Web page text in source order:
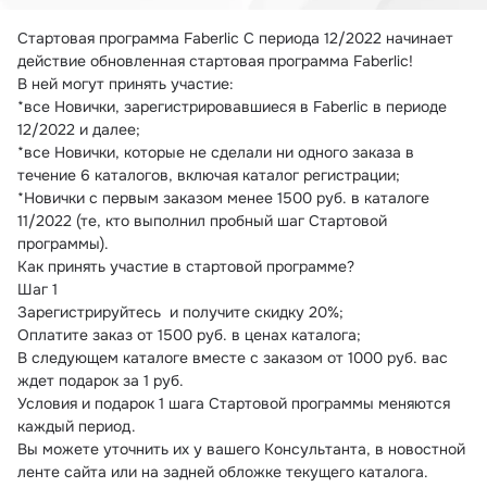
Стартовая программа Faberlic С периода 12/2022 начинает
действие обновленная cтартовая программа Faberlic!
В ней могут принять участие:
*все Новички, зарегистрировавшиеся в Faberlic в периоде
12/2022 и далее;
*все Новички, которые не сделали ни одного заказа в
течение 6 каталогов, включая каталог регистрации;
*Новички с первым заказом менее 1500 руб. в каталоге
11/2022 (те, кто выполнил пробный шаг Стартовой
программы).
Как принять участие в cтартовой программе?
Шаг 1
Зарегистрируйтесь  и получите скидку 20%;
Оплатите заказ от 1500 руб. в ценах каталога;
В следующем каталоге вместе с заказом от 1000 руб. вас
ждет подарок за 1 руб.
Условия и подарок 1 шага Стартовой программы меняются
каждый период.
Вы можете уточнить их у вашего Консультанта, в новостной
ленте сайта или на задней обложке текущего каталога.